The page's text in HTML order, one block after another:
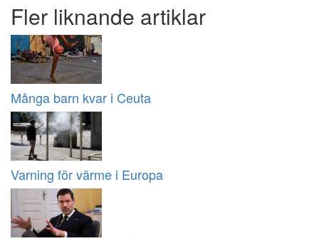
Fler liknande artiklar
Många barn kvar i Ceuta
Varning för värme i Europa